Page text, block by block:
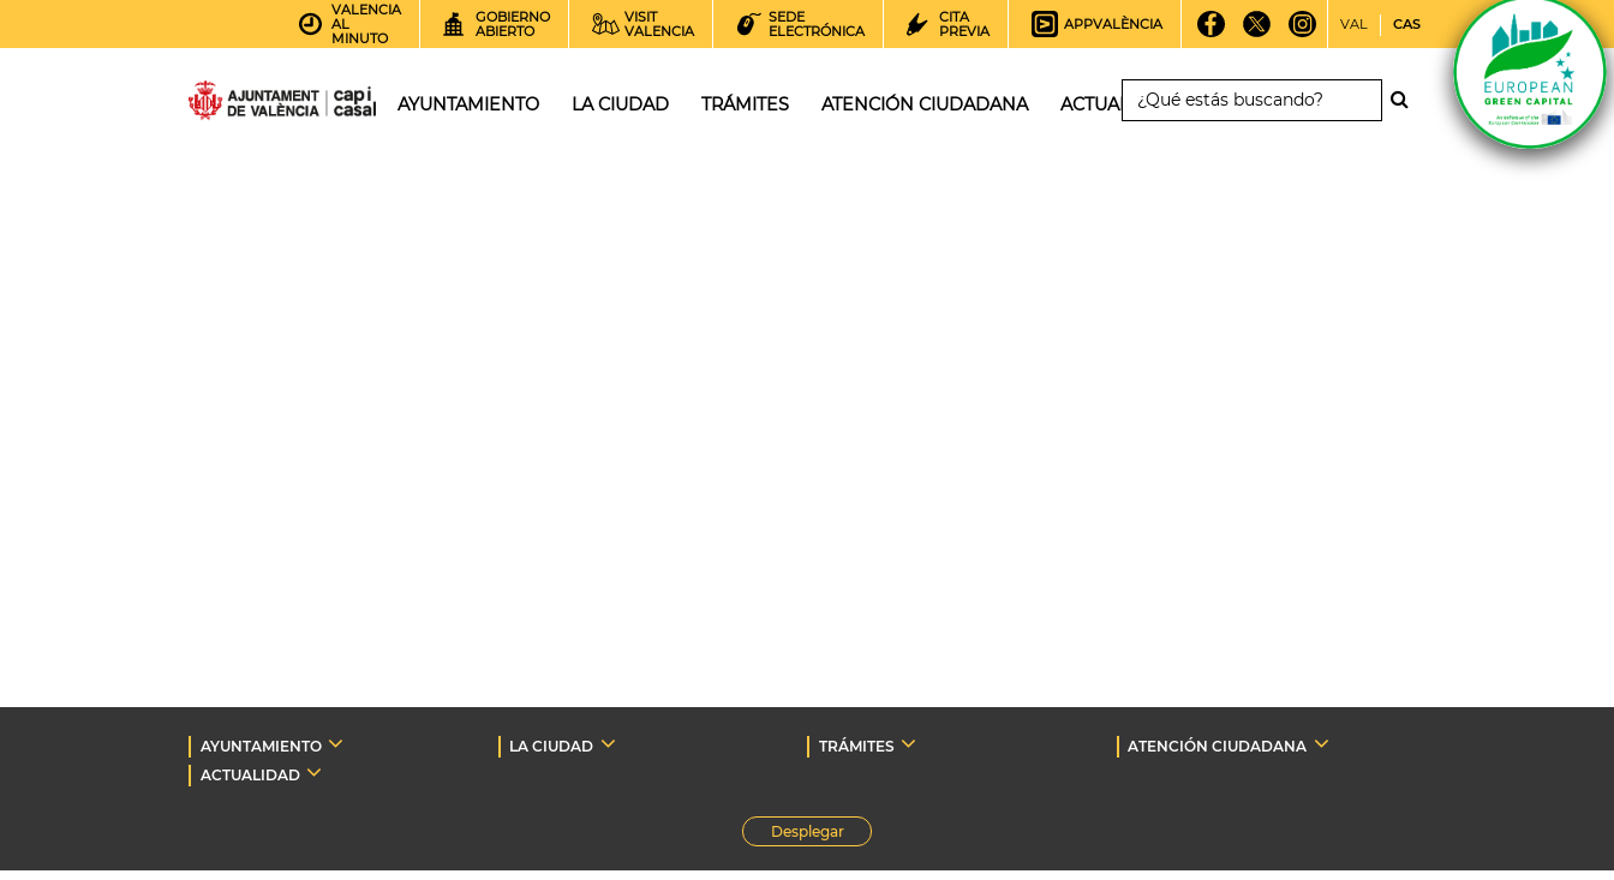
VALENCIA
AL
MINUTO
GOBIERNO
ABIERTO
VISIT
VALENCIA
SEDE
ELECTRÓNICA
CITA
PREVIA
APPVALÈNCIA VAL CAS
AYUNTAMIENTO LA CIUDAD TRÁMITES ATENCIÓN CIUDADANA ACTUALIDAD
AYUNTAMIENTO LA CIUDAD TRÁMITES
ATENCIÓN CIUDADANA
ACTUALIDAD
Desplegar